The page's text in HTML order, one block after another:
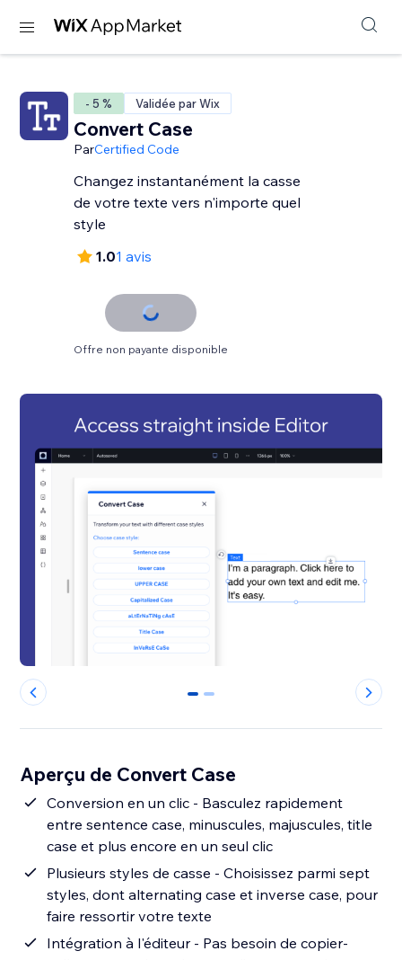
- 5 % Validée par Wix
Convert Case
ParCertified Code
Changez instantanément la casse
de votre texte vers n'importe quel
style
1.01 avis
Offre non payante disponible
0 1
Aperçu de Convert Case
Conversion en un clic - Basculez rapidement
entre sentence case, minuscules, majuscules, title
case et plus encore en un seul clic
Plusieurs styles de casse - Choisissez parmi sept
styles, dont alternating case et inverse case, pour
faire ressortir votre texte
Intégration à l'éditeur - Pas besoin de copier-